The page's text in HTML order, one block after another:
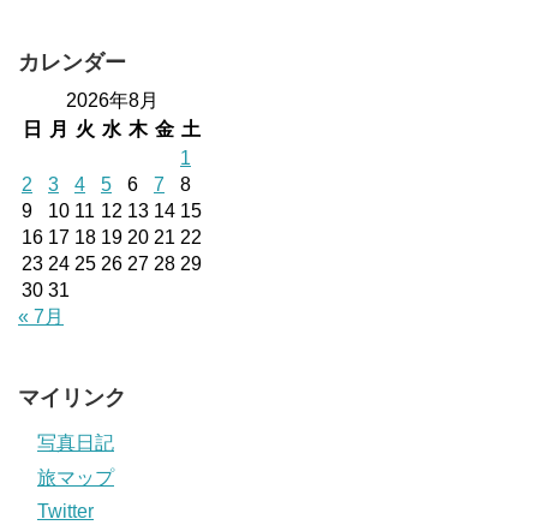
カレンダー
2026年8月
日
月 火 水 木 金 土
1
2
3 4 5 6 7
8
9
10 11 12 13 14 15
16 17 18 19 20 21 22
23 24 25 26 27 28 29
30 31
« 7月
マイリンク
写真日記
旅マップ
Twitter